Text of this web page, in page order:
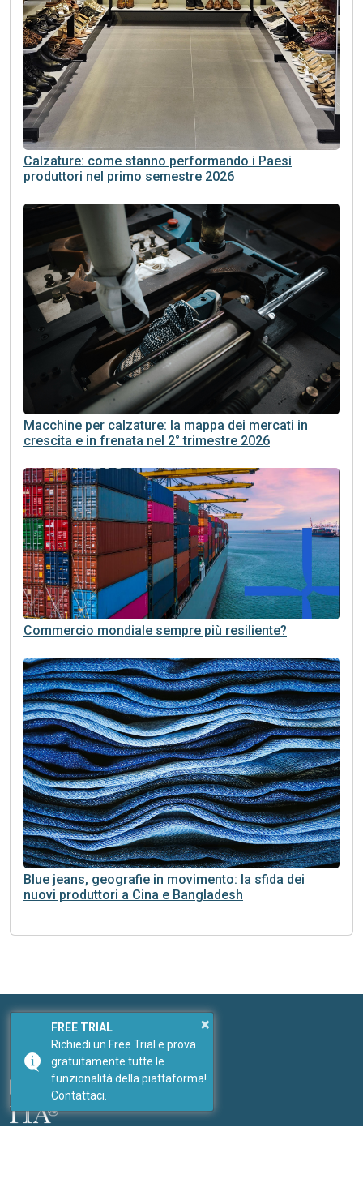
Calzature: come stanno performando i Paesi
produttori nel primo semestre 2026
Macchine per calzature: la mappa dei mercati in
crescita e in frenata nel 2° trimestre 2026
Commercio mondiale sempre più resiliente?
Blue jeans, geografie in movimento: la sfida dei
nuovi produttori a Cina e Bangladesh
Seguici
I nostri social
×
FREE TRIAL
Richiedi un Free Trial e prova
gratuitamente tutte le
funzionalità della piattaforma!
Contattaci.